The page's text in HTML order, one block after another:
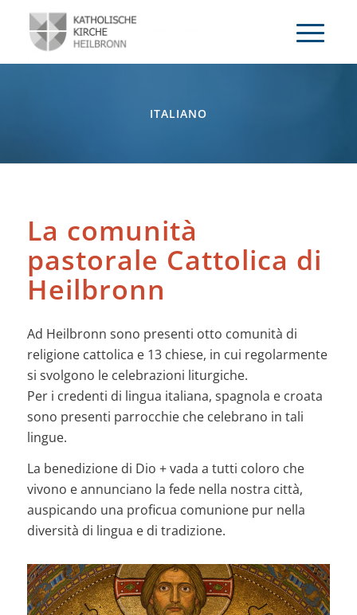
ITALIANO
La comunità
pastorale Cattolica di
Heilbronn
Ad Heilbronn sono presenti otto comunità di
religione cattolica e 13 chiese, in cui regolarmente
si svolgono le celebrazioni liturgiche.
Per i credenti di lingua italiana, spagnola e croata
sono presenti parrocchie che celebrano in tali
lingue.
La benedizione di Dio + vada a tutti coloro che
vivono e annunciano la fede nella nostra città,
auspicando una proficua comunione pur nella
diversità di lingua e di tradizione.